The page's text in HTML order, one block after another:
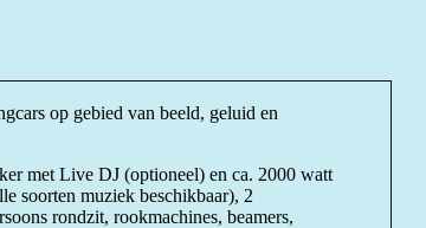
op gebied van beeld, geluid en
met Live DJ (optioneel) en ca. 2000 watt
soorten muziek beschikbaar), 2
rondzit, rookmachines, beamers,